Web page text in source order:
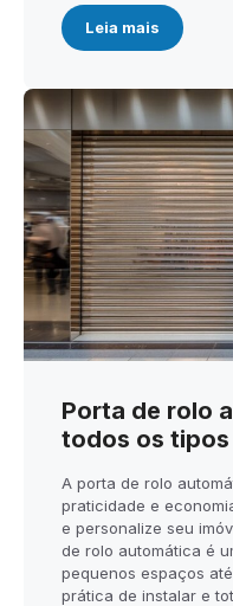
Leia mais
Porta de rolo
todos os
A porta de rolo
praticidade e
e personalize seu
de rolo automática é
pequenos espaços
prática de instalar e